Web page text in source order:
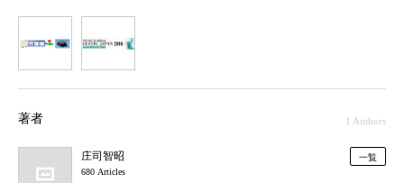
著者 1 Authors
庄司智昭
680 Articles
一覧